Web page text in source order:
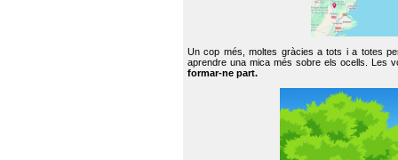
Un cop més, moltes gràcies a tots i a totes
aprendre una mica més sobre els ocells. Les
formar-ne part.